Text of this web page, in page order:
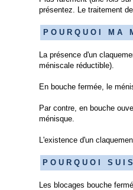
présentez. Le traitement
P O U R Q U O I M A
La présence d'un
méniscale réductible).
En bouche fermée, le
Par contre, en bouche
ménisque.
L'existence d'un
P O U R Q U O I S U I
Les blocages bouche